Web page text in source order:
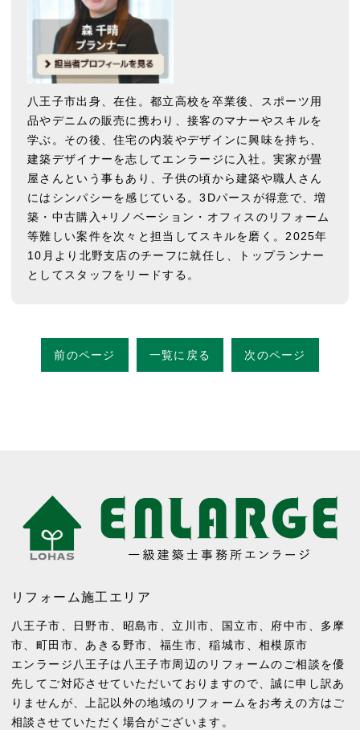
八王子市出身、在住。都立高校を卒業後、スポーツ用
品やデニムの販売に携わり、接客のマナーやスキルを
学ぶ。その後、住宅の内装やデザインに興味を持ち、
建築デザイナーを志してエンラージに入社。実家が畳
屋さんという事もあり、子供の頃から建築や職人さん
にはシンパシーを感じている。3Dパースが得意で、増
築・中古購入+リノベーション・オフィスのリフォーム
等難しい案件を次々と担当してスキルを磨く。2025年
10月より北野支店のチーフに就任し、トップランナー
としてスタッフをリードする。
前のページ 一覧に戻る 次のページ
リフォーム施工エリア
八王子市、 日野市、 昭島市、 立川市、 国立市、 府中市、 多摩
市、 町田市、あきる野市、 福生市、稲城市、相模原市
エンラージ八王子は八王子市周辺のリフォームのご相談を優
先してご対応させていただいておりますので、誠に申し訳あ
りませんが、上記以外の地域のリフォームをお考えの方はご
相談させていただく場合がございます。